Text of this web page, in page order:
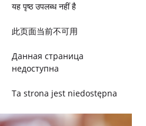
यह पृष्ठ उपलब्ध नहीं है
此页面当前不可用
Данная страница
недоступна
Ta strona jest niedostępna
Trang này không có